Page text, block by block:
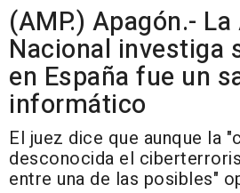
(AMP.) Apagón.-
Nacional investiga
en España fue un
informático
El juez dice que aunque la
desconocida el
entre una de las posibles"